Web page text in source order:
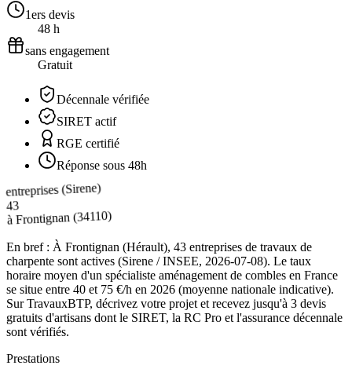
1ers devis
48 h
sans engagement
Gratuit
Décennale vérifiée
SIRET actif
RGE certifié
Réponse sous 48h
entreprises (Sirene)
43
àFrontignan(34110)
En bref : À Frontignan (Hérault), 43 entreprises de travaux de
charpente sont actives (Sirene / INSEE, 2026-07-08). Le taux
horaire moyen d'un spécialiste aménagement de combles en France
se situe entre 40 et 75 €/h en 2026 (moyenne nationale indicative).
Sur TravauxBTP, décrivez votre projet et recevez jusqu'à 3 devis
gratuits d'artisans dont le SIRET, la RC Pro et l'assurance décennale
sont vérifiés.
Prestations